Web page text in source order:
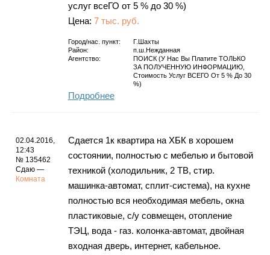
услуг всеГО от 5 % до 30 %)
Цена: 7 тыс. руб.
Город/нас. пункт:
Г.Шахты
Район:
п.ш.Нежданная
Агентство:
ПОИСК (у Нас Вы Платите ТОЛЬКО
ЗА ПОЛУЧЕННУЮ ИНФОРМАЦИЮ,
Стоимость Услуг ВСЕГО От 5 % До 30
%)
Подробнее
02.04.2016,
12:43
№ 135462
Сдаю —
Комната
Сдается 1к квартира на ХБК в хорошем
состоянии, полностью с мебелью и бытовой
техникой (холодильник, 2 ТВ, стир.
машинка-автомат, сплит-система), на кухне
полностью вся необходимая мебель, окна
пластиковые, с/у совмещен, отопление
ТЭЦ, вода - газ. колонка-автомат, двойная
входная дверь, интернет, кабельное.